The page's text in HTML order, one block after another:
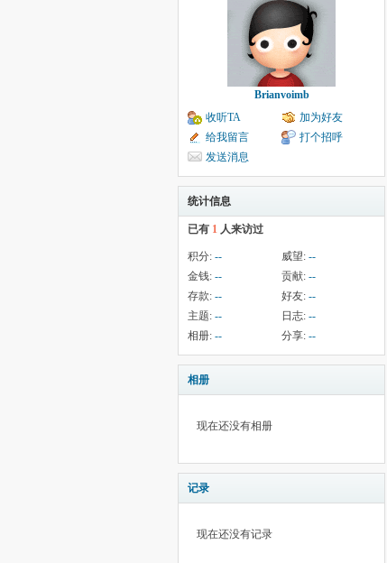
Brianvoimb
收听TA
加为好友
给我留言
打个招呼
发送消息
统计信息
已有 1 人来访过
积分: -- 威望: --
金钱: -- 贡献: --
存款: -- 好友: --
主题: -- 日志: --
相册: -- 分享: --
相册
现在还没有相册
记录
现在还没有记录